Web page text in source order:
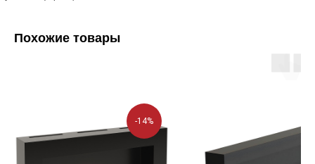
Похожие товары
-14%